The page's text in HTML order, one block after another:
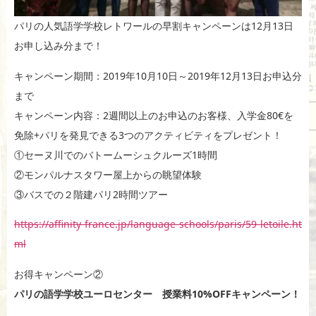
パリの人気語学学校レトワールの早割キャンペーンは12月13日
お申し込み分まで！
キャンペーン期間：2019年10月10日～2019年12月13日お申込分
まで
キャンペーン内容：2週間以上のお申込のお客様、入学金80€を
免除+パリを発見できる3つのアクティビティをプレゼント！
①セーヌ川でのバトームーシュクルーズ1時間
②モンパルナスタワー屋上からの眺望体験
③バスでの２階建パリ2時間ツアー
https://affinity-france.jp/language-schools/paris/59-letoile.ht
ml
お得キャンペーン②
パリの語学学校ユーロセンター 授業料10%OFFキャンペーン！